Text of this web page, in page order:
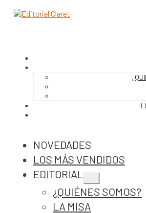
NOVEDADES
LOS MÁS VENDIDOS
EDITORIAL
Expandir
el
menú
¿QUIÉNES SOMOS?
LA MISA